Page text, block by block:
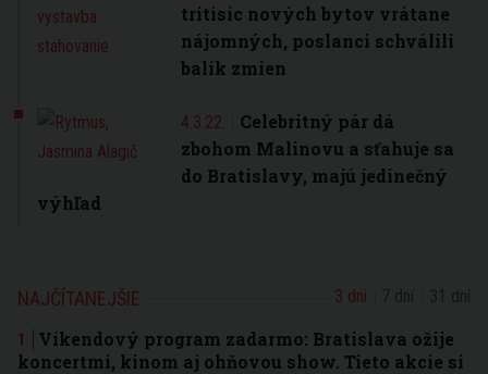
tritisíc nových bytov vrátane
nájomných, poslanci schválili
balík zmien
4.3.22.
Celebritný pár dá
zbohom Malinovu a sťahuje sa
do Bratislavy, majú jedinečný
výhľad
NAJČÍTANEJŠIE 3 dni
Víkendový program zadarmo: Bratislava ožije
koncertmi, kinom aj ohňovou show. Tieto akcie si